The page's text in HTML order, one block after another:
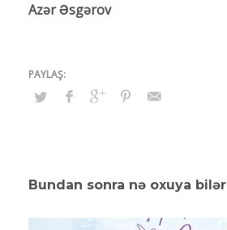
Azər Əsgərov
Bundan sonra nə oxuya